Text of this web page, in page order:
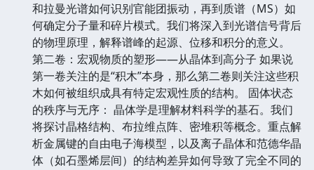
和拉曼光谱如何识别官能团振动，再到质谱（MS）如
何确定分子量和碎片模式。我们将深入到光谱信号背后
的物理原理，解释谱峰的起源、位移和积分的意义。
第二卷：宏观物质的塑形——从晶体到高分子 如果说
第一卷关注的是“积木”本身，那么第二卷则关注这些积
木如何被组织成具有特定宏观性质的结构。 固体状态
的秩序与无序： 晶体学是理解材料科学的基石。我们
将探讨晶格结构、布拉维点阵、密堆积等概念。重点解
析金属键的自由电子海模型，以及离子晶体和范德华晶
体（如石墨烯层间）的结构差异如何导致了完全不同的